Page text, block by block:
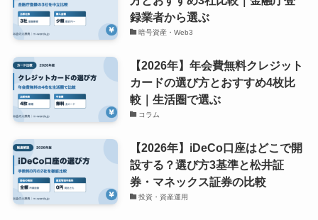
録業者から選ぶ
暗号資産・Web3
【2026年】年会費無料クレジット
カードの選び方とおすすめ4枚比
較｜生活圏で選ぶ
コラム
【2026年】iDeCo口座はどこで開
設する？選び方3基準と松井証
券・マネックス証券の比較
投資・資産運用